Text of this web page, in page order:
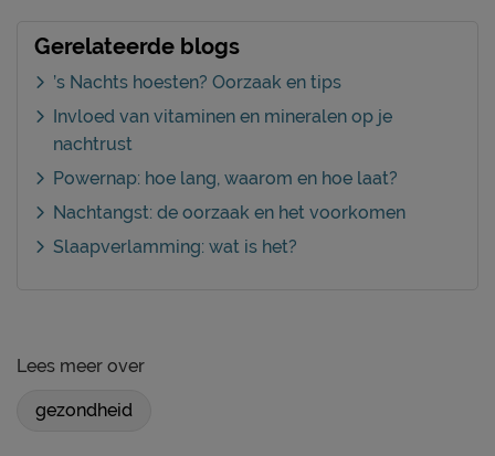
Gerelateerde blogs
’s Nachts hoesten? Oorzaak en tips
Invloed van vitaminen en mineralen op je
nachtrust
Powernap: hoe lang, waarom en hoe laat?
Nachtangst: de oorzaak en het voorkomen
Slaapverlamming: wat is het?
Lees meer over
gezondheid